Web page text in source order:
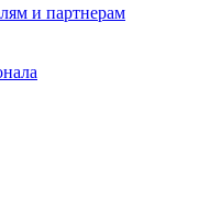
и партнерам